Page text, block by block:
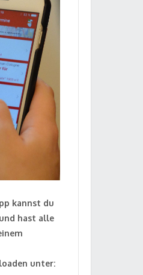
kannst du
hast alle
unter: